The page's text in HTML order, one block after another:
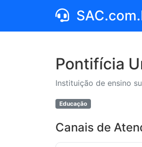
Pontifícia
Instituição de ensino
Educação
Canais de